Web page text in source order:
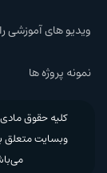
ویدیو های آموزشی
نمونه پروژه ها
کلیه حقوق
وبسایت متعلق